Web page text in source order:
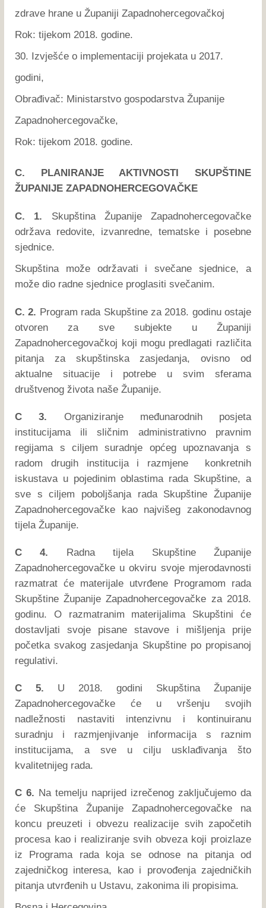
zdrave hrane u Županiji Zapadnohercegovačkoj
Rok: tijekom 2018. godine.
30. Izvješće o implementaciji projekata u 2017.
godini,
Obrađivač: Ministarstvo gospodarstva Županije
Zapadnohercegovačke,
Rok: tijekom 2018. godine.
C. PLANIRANJE AKTIVNOSTI SKUPŠTINE
ŽUPANIJE ZAPADNOHERCEGOVAČKE
C. 1. Skupština Županije Zapadnohercegovačke
održava redovite, izvanredne, tematske i posebne
sjednice.
Skupština može održavati i svečane sjednice, a
može dio radne sjednice proglasiti svečanim.
C. 2. Program rada Skupštine za 2018. godinu ostaje
otvoren za sve subjekte u Županiji
Zapadnohercegovačkoj koji mogu predlagati različita
pitanja za skupštinska zasjedanja, ovisno od
aktualne situacije i potrebe u svim sferama
društvenog života naše Županije.
C 3. Organiziranje međunarodnih posjeta
institucijama ili sličnim administrativno pravnim
regijama s ciljem suradnje općeg upoznavanja s
radom drugih institucija i razmjene konkretnih
iskustava u pojedinim oblastima rada Skupštine, a
sve s ciljem poboljšanja rada Skupštine Županije
Zapadnohercegovačke kao najvišeg zakonodavnog
tijela Županije.
C 4. Radna tijela Skupštine Županije
Zapadnohercegovačke u okviru svoje mjerodavnosti
razmatrat će materijale utvrđene Programom rada
Skupštine Županije Zapadnohercegovačke za 2018.
godinu. O razmatranim materijalima Skupštini će
dostavljati svoje pisane stavove i mišljenja prije
početka svakog zasjedanja Skupštine po propisanoj
regulativi.
C 5. U 2018. godini Skupština Županije
Zapadnohercegovačke će u vršenju svojih
nadležnosti nastaviti intenzivnu i kontinuiranu
suradnju i razmjenjivanje informacija s raznim
institucijama, a sve u cilju usklađivanja što
kvalitetnijeg rada.
C 6. Na temelju naprijed izrečenog zaključujemo da
će Skupština Županije Zapadnohercegovačke na
koncu preuzeti i obvezu realizacije svih započetih
procesa kao i realiziranje svih obveza koji proizlaze
iz Programa rada koja se odnose na pitanja od
zajedničkog interesa, kao i provođenja zajedničkih
pitanja utvrđenih u Ustavu, zakonima ili propisima.